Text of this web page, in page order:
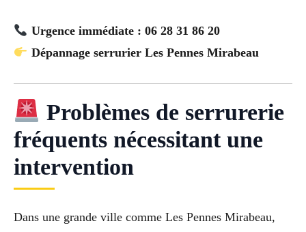
Urgence immédiate : 06 28 31 86 20
Dépannage serrurier Les Pennes Mirabeau
Problèmes de serrurerie
fréquents nécessitant une
intervention
Dans une grande ville comme Les Pennes Mirabeau,